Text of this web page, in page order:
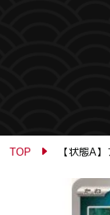
TOP 【状態A